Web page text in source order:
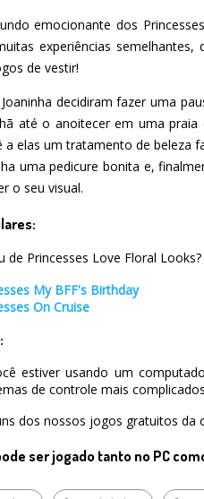
emocionante dos
experiências
de vestir!
decidiram fazer uma
até o anoitecer em uma praia
a elas um tratamento de beleza
uma pedicure bonita e,
o seu visual.
de Princesses Love Floral
My BFF's Birthday
On Cruise
estiver usando um
de controle mais
dos nossos jogos gratuitos da
ser jogado tanto no PC